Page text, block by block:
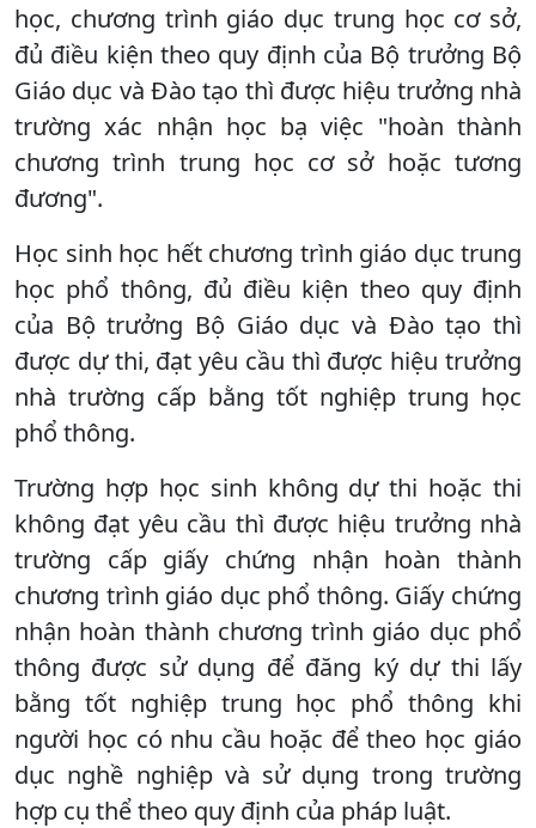
học, chương trình giáo dục trung học cơ sở,
đủ điều kiện theo quy định của Bộ trưởng Bộ
Giáo dục và Đào tạo thì được hiệu trưởng nhà
trường xác nhận học bạ việc "hoàn thành
chương trình trung học cơ sở hoặc tương
đương".
Học sinh học hết chương trình giáo dục trung
học phổ thông, đủ điều kiện theo quy định
của Bộ trưởng Bộ Giáo dục và Đào tạo thì
được dự thi, đạt yêu cầu thì được hiệu trưởng
nhà trường cấp bằng tốt nghiệp trung học
phổ thông.
Trường hợp học sinh không dự thi hoặc thi
không đạt yêu cầu thì được hiệu trưởng nhà
trường cấp giấy chứng nhận hoàn thành
chương trình giáo dục phổ thông. Giấy chứng
nhận hoàn thành chương trình giáo dục phổ
thông được sử dụng để đăng ký dự thi lấy
bằng tốt nghiệp trung học phổ thông khi
người học có nhu cầu hoặc để theo học giáo
dục nghề nghiệp và sử dụng trong trường
hợp cụ thể theo quy định của pháp luật.